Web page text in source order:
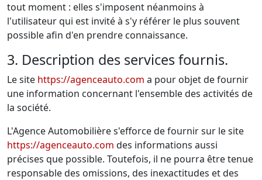
tout moment : elles s'imposent néanmoins à
l'utilisateur qui est invité à s'y référer le plus souvent
possible afin d'en prendre connaissance.
3. Description des services fournis.
Le site https://agenceauto.com a pour objet de fournir
une information concernant l'ensemble des activités de
la société.
L'Agence Automobilière s'efforce de fournir sur le site
https://agenceauto.com des informations aussi
précises que possible. Toutefois, il ne pourra être tenue
responsable des omissions, des inexactitudes et des